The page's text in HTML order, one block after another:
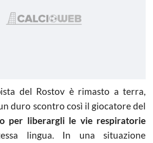
del Rostov è rimasto a terra,
duro scontro così il giocatore del
per liberargli le vie respiratorie
lingua. In una situazione